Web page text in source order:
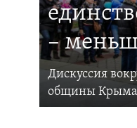
–
Дискуссия
общины Крыма